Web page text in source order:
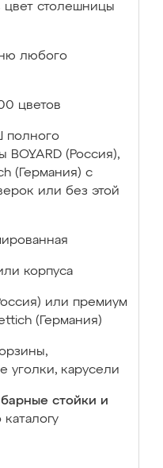
столешницы
любого
цветов
полного
BOYARD (Россия),
(Германия) с
или без этой
корпуса
или премиум
(Германия)
уголки, карусели
стойки и
каталогу